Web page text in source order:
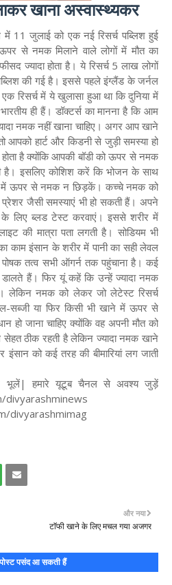
खाना अस्वास्थ्यकर
में 11 जुलाई को एक नई रिसर्च पब्लिश हुई
से नमक मिलाने वाले लोगों में मौत का
ज्यादा होता है। ये रिसर्च 5 लाख लोगों
की गई है। इससे पहले इंग्लैंड के जर्नल
रिसर्च में ये खुलासा हुआ था कि दुनिया में
ही हैं। डॉक्टर्स का मानना है कि आम
नमक नहीं खाना चाहिए। अगर आप खाने
हार्ट और किडनी से जुड़ी समस्या हो
है क्योंकि आपकी बॉडी को ऊपर से नमक
है। इसलिए कोशिश करें कि भोजन के साथ
में ऊपर से नमक न छिड़कें। कच्चे नमक को
जैसी समस्याएं भी हो सकती हैं। अपने
के लिए ब्लड टेस्ट करवाएं। इससे शरीर में
की मात्रा पता लगती है। सोडियम भी
काम इंसान के शरीर में पानी का सही लेवल
तत्व सभी ऑगर्न तक पहुंचाना है। कई
हैं। फिर यूं कहें कि उन्हें ज्यादा नमक
लेकिन नमक को लेकर जो लेटेस्ट रिसर्च
सब्जी या फिर किसी भी खाने में ऊपर से
हो जाना चाहिए क्योंकि वह अपनी मौत को
ठीक रहती है लेकिन ज्यादा नमक खाने
को कई तरह की बीमारियां लग जाती
भूलें| हमारे यूटूब चैनल से अवश्य जुड़ें
divyarashmimag
और नया
टाॅफी खाने के लिए मचल गया अजगर
पसंद आ सकती हैं